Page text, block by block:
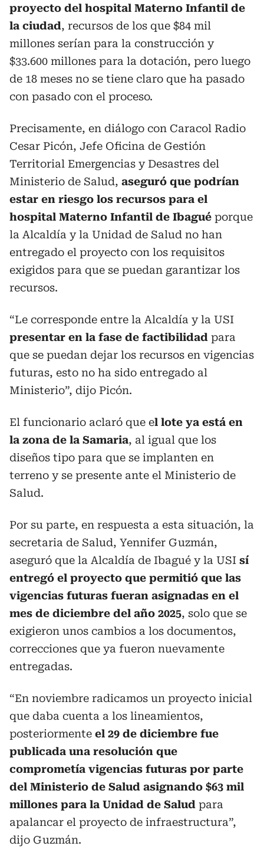
proyecto del hospital Materno Infantil de
la ciudad, recursos de los que $84 mil
millones serían para la construcción y
$33.600 millones para la dotación, pero luego
de 18 meses no se tiene claro que ha pasado
con pasado con el proceso.
Precisamente, en diálogo con Caracol Radio
Cesar Picón, Jefe Oficina de Gestión
Territorial Emergencias y Desastres del
Ministerio de Salud, aseguró que podrían
estar en riesgo los recursos para el
hospital Materno Infantil de Ibagué porque
la Alcaldía y la Unidad de Salud no han
entregado el proyecto con los requisitos
exigidos para que se puedan garantizar los
recursos.
“Le corresponde entre la Alcaldía y la USI
presentar en la fase de factibilidad para
que se puedan dejar los recursos en vigencias
futuras, esto no ha sido entregado al
Ministerio”, dijo Picón.
El funcionario aclaró que el lote ya está en
la zona de la Samaria, al igual que los
diseños tipo para que se implanten en
terreno y se presente ante el Ministerio de
Salud.
Por su parte, en respuesta a esta situación, la
secretaria de Salud, Yennifer Guzmán,
aseguró que la Alcaldía de Ibagué y la USI sí
entregó el proyecto que permitió que las
vigencias futuras fueran asignadas en el
mes de diciembre del año 2025, solo que se
exigieron unos cambios a los documentos,
correcciones que ya fueron nuevamente
entregadas.
“En noviembre radicamos un proyecto inicial
que daba cuenta a los lineamientos,
posteriormente el 29 de diciembre fue
publicada una resolución que
comprometía vigencias futuras por parte
del Ministerio de Salud asignando $63 mil
millones para la Unidad de Salud para
apalancar el proyecto de infraestructura”,
dijo Guzmán.